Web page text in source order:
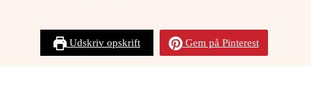
Udskriv opskrift Gem på Pinterest